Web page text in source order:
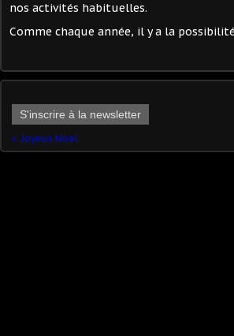
nos activités habituelles.
Comme chaque année, il y a la
S'inscrire à la newsletter
Joyeux Noel